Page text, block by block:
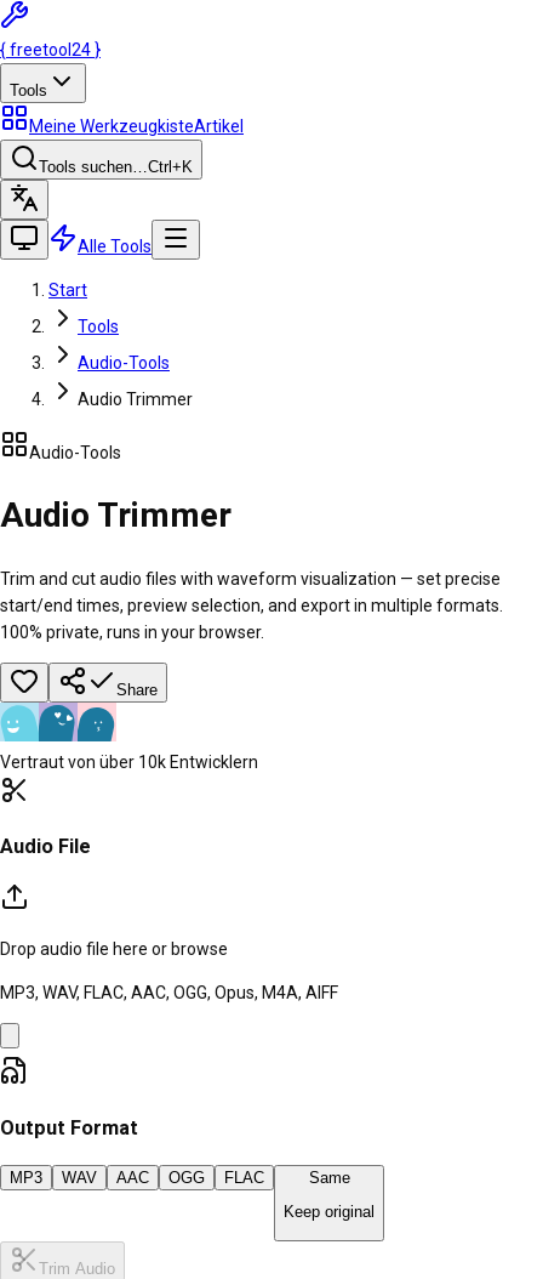
{freetool 24 }
Tools
Meine WerkzeugkisteArtikel
Tools suchen…Ctrl +K
Alle Tools
Start
Tools
Audio-Tools
Audio Trimmer
Audio-Tools
Audio Trimmer
Trim and cut audio files with waveform visualization — set precise
start/end times, preview selection, and export in multiple formats.
100% private, runs in your browser.
Share
Vertraut von über 10k Entwicklern
Audio File
Drop audio file here or browse
MP3, WAV, FLAC, AAC, OGG, Opus, M4A, AIFF
Output Format
MP3 WAV AAC OGG FLAC
Same
Keep original
Trim Audio